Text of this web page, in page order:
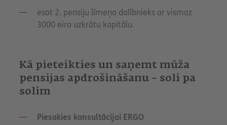
esot 2. pensiju līmeņa dalībnieks ar vismaz
3000 eiro uzkrātu kapitālu.
Kā pieteikties un saņemt mūža
pensijas apdrošināšanu – soli pa
solim
Piesakies konsultācijai ERGO